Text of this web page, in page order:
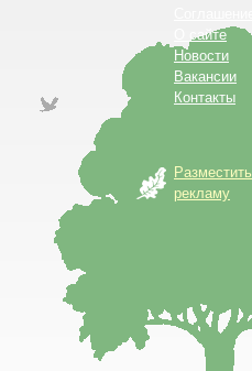
О сайте
Новости
Вакансии
Контакты
Разместить
рекламу